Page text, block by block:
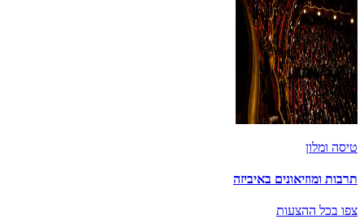
טיסה ומלון
תרבות ומוזיאונים באיביזה
צפו בכל ההצעות